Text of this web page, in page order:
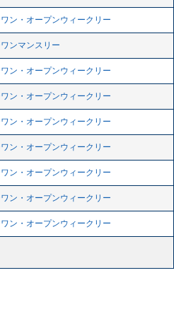
ン・オープンウィークリー
ンマンスリー
ン・オープンウィークリー
ン・オープンウィークリー
ン・オープンウィークリー
ン・オープンウィークリー
ン・オープンウィークリー
ン・オープンウィークリー
ン・オープンウィークリー